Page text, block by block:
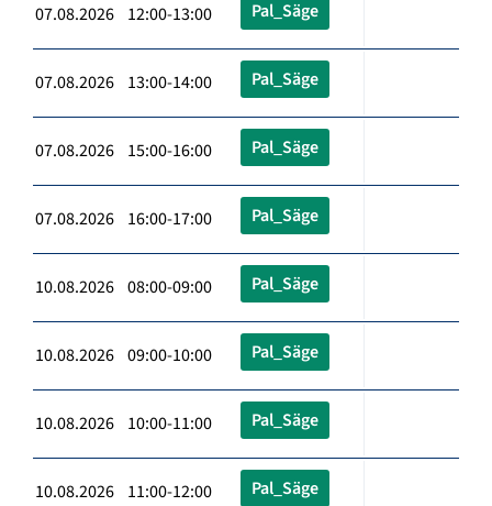
07.08.2026 12:00-13:00 Pal_Säge
07.08.2026 13:00-14:00 Pal_Säge
07.08.2026 15:00-16:00 Pal_Säge
07.08.2026 16:00-17:00 Pal_Säge
10.08.2026 08:00-09:00 Pal_Säge
10.08.2026 09:00-10:00 Pal_Säge
10.08.2026 10:00-11:00 Pal_Säge
10.08.2026 11:00-12:00 Pal_Säge